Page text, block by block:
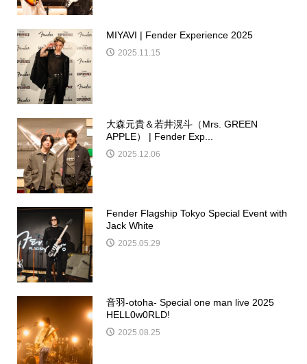
MIYAVI | Fender Experience 2025
2025.11.15
大森元貴＆若井滉斗（Mrs. GREEN
APPLE） | Fender Exp...
2025.12.06
Fender Flagship Tokyo Special Event with
Jack White
2025.05.29
音羽-otoha- Special one man live 2025
HELL0w0RLD!
2025.08.25